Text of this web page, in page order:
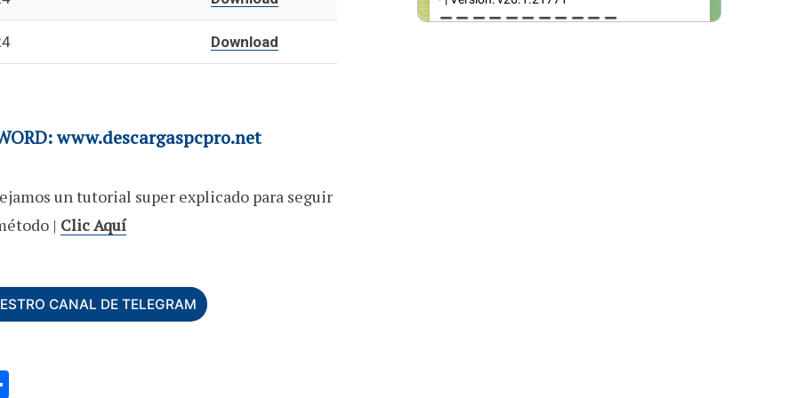
Download
www.descargaspcpro.net
un tutorial super explicado para seguir
| Clic Aquí
CANAL DE TELEGRAM
C